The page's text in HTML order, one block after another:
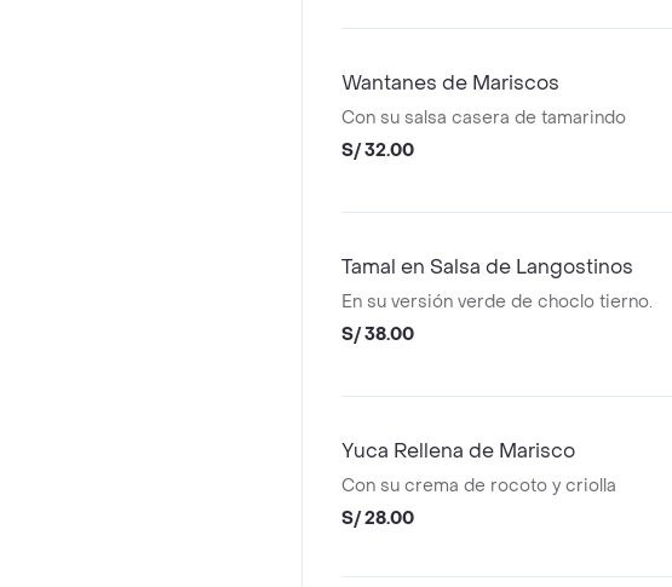
Wantanes de Mariscos
Con su salsa casera de tamarindo
S/ 32.00
Tamal en Salsa de Langostinos
En su versión verde de choclo tierno.
S/ 38.00
Yuca Rellena de Marisco
Con su crema de rocoto y criolla
S/ 28.00